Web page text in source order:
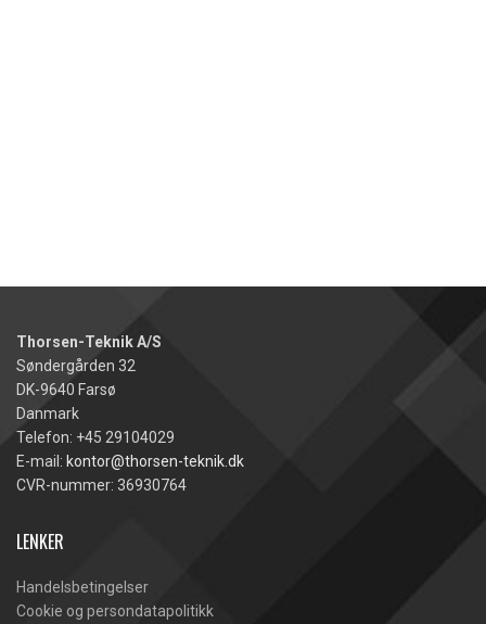
Thorsen-Teknik A/S
Søndergården 32
DK-9640 Farsø
Danmark
Telefon: +45 29104029
E-mail: kontor@thorsen-teknik.dk
CVR-nummer: 36930764
LENKER
Handelsbetingelser
Cookie og persondatapolitikk